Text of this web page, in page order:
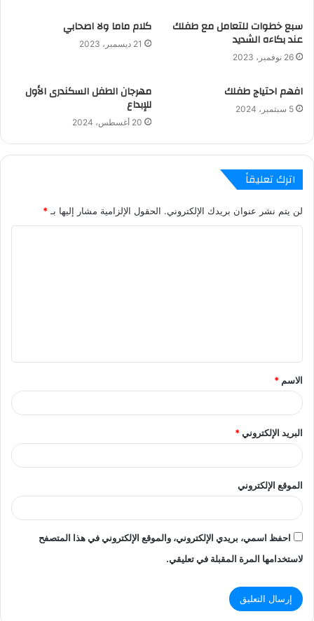
سبع خطوات للتعامل مع طفلك
عند بكاءه الشديد
26 نوفمبر، 2023
كلام ماما ولا اصحابي
21 ديسمبر، 2023
افهم احتياج طفلك
5 سبتمبر، 2024
مهرجان الطفل السكندرى الأول
للإبداع
20 أغسطس، 2024
اترك تعليقاً
لن يتم نشر عنوان بريدك الإلكتروني. الحقول الإلزامية مشار إليها بـ *
ق
*
الاسم *
البريد الإلكتروني*
الموقع الإلكتروني
احفظ اسمي، بريدي الإلكتروني، والموقع الإلكتروني في هذا المتصفح
لاستخدامها المرة المقبلة في تعليقي.